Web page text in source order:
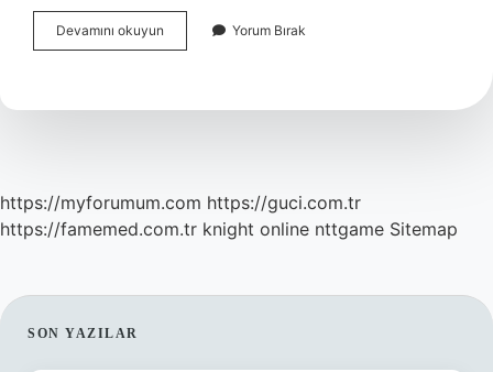
Devamını okuyun Çemberin
Çevresinin
Hesaplanır
Yorum Bırak
https://myforumum.com https://guci.com.tr
https://famemed.com.tr knight online nttgame Sitemap
SIDEBAR
SON YAZILAR